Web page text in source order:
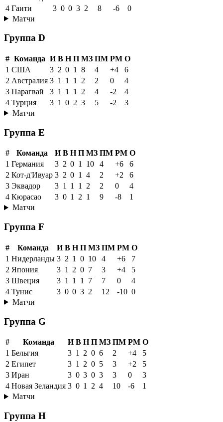
4 Гаити 3 0 0 3 2 8 -6
0
Матчи
Группа D
# Команда И В Н П МЗ ПМ РМ О
1 США 3 2 0 1 8 4 +4
6
2 Австралия 3 1 1 1 2 2 0
4
3 Парагвай 3 1 1 1 2 4 -2
4
4 Турция 3 1 0 2 3 5 -2
3
Матчи
Группа E
# Команда И В Н П МЗ ПМ РМ О
1 Германия 3 2 0 1 10 4 +6
6
2 Кот-д'Ивуар 3 2 0 1 4 2 +2
6
3 Эквадор 3 1 1 1 2 2 0
4
4 Кюрасао 3 0 1 2 1 9 -8
1
Матчи
Группа F
# Команда И В Н П МЗ ПМ РМ О
1 Нидерланды 3 2 1 0 10 4 +6
7
2 Япония 3 1 2 0 7 3 +4
5
3 Швеция 3 1 1 1 7 7 0
4
4 Тунис 3 0 0 3 2 12 -10 0
Матчи
Группа G
# Команда И В Н П МЗ ПМ РМ О
1 Бельгия 3 1 2 0 6 2 +4
5
2 Египет 3 1 2 0 5 3 +2
5
3 Иран 3 0 3 0 3 3 0
3
4 Новая Зеландия 3 0 1 2 4 10 -6
1
Матчи
Группа H